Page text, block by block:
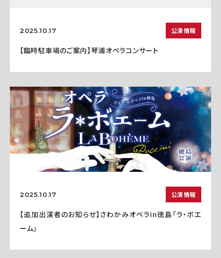
2025.10.17 公演情報
【臨時駐車場のご案内】琴浦オペラコンサート
2025.10.17 公演情報
【追加出演者のお知らせ】さわかみオペラin徳島「ラ・ボエ
ーム」